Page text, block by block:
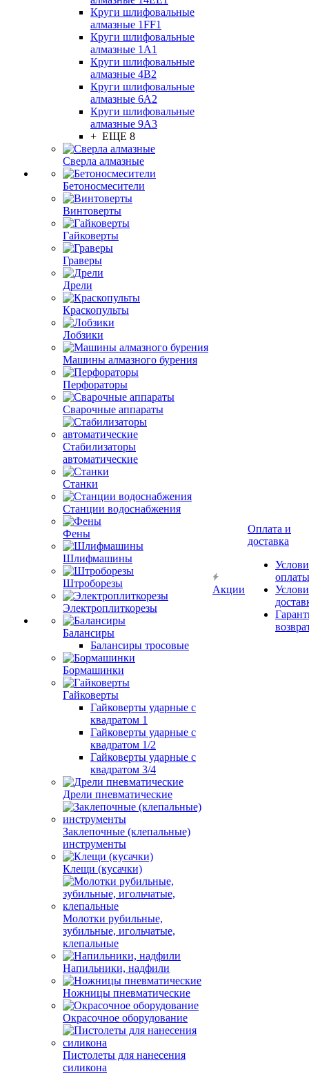
Круги шлифовальные
алмазные 1FF1
Круги шлифовальные
алмазные 1А1
Круги шлифовальные
алмазные 4В2
Круги шлифовальные
алмазные 6A2
Круги шлифовальные
алмазные 9А3
+ ЕЩЕ 8
Сверла алмазные
Бетоносмесители
Винтоверты
Гайковерты
Граверы
Дрели
Краскопульты
Лобзики
Машины алмазного бурения
Перфораторы
Сварочные аппараты
Стабилизаторы
автоматические
Станки
Станции водоснабжения
Фены
Шлифмашины
Штроборезы
Электроплиткорезы
Балансиры
Балансиры тросовые
Бормашинки
Гайковерты
Гайковерты ударные с
квадратом 1
Гайковерты ударные с
квадратом 1/2
Гайковерты ударные с
квадратом 3/4
Дрели пневматические
Заклепочные (клепальные)
инструменты
Клещи (кусачки)
Молотки рубильные,
зубильные, игольчатые,
клепальные
Напильники, надфили
Ножницы пневматические
Окрасочное оборудование
Пистолеты для нанесения
силикона
Акции
Оплата и
доставка
оплаты